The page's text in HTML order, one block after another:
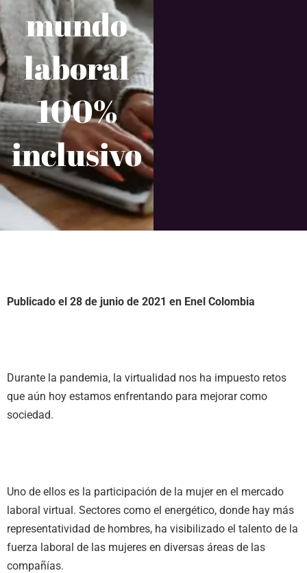
mundo
laboral
100%
inclusivo
Publicado el 28 de junio de 2021 en Enel Colombia
Durante la pandemia, la virtualidad nos ha impuesto retos
que aún hoy estamos enfrentando para mejorar como
sociedad.
Uno de ellos es la participación de la mujer en el mercado
laboral virtual. Sectores como el energético, donde hay más
representatividad de hombres, ha visibilizado el talento de la
fuerza laboral de las mujeres en diversas áreas de las
compañías.